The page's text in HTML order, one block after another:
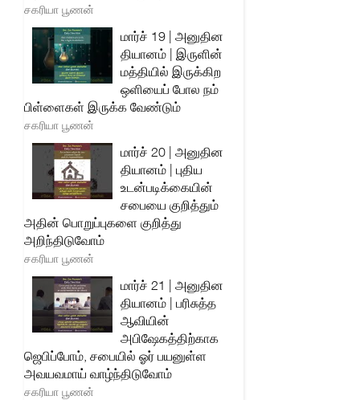
சகரியா பூணன்
மார்ச் 19 | அனுதின
தியானம் | இருளின்
மத்தியில் இருக்கிற
ஒளியைப் போல நம்
பிள்ளைகள் இருக்க வேண்டும்
சகரியா பூணன்
மார்ச் 20 | அனுதின
தியானம் | புதிய
உடன்படிக்கையின்
சபையை குறித்தும்
அதின் பொறுப்புகளை குறித்து
அறிந்திடுவோம்
சகரியா பூணன்
மார்ச் 21 | அனுதின
தியானம் | பரிசுத்த
ஆவியின்
அபிஷேகத்திற்காக
ஜெபிப்போம், சபையில் ஓர் பயனுள்ள
அவயவமாய் வாழ்ந்திடுவோம்
சகரியா பூணன்